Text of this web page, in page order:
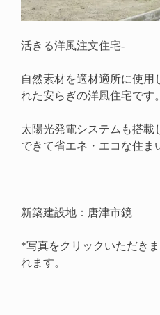
活きる洋風注文住宅-
自然素材を適材適所に使用
れた安らぎの洋風住宅です。
太陽光発電システムも搭載
できて省エネ・エコな住ま
新築建設地：唐津市鏡
*写真をクリックいただき
れます。